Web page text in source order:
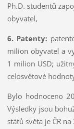
Ph.D. studentů
obyvatel,
6. Patenty:
milion obyvatel a
1 milion USD;
celosvětové
Bylo hodnoceno
Výsledky jsou
států světa je ČR